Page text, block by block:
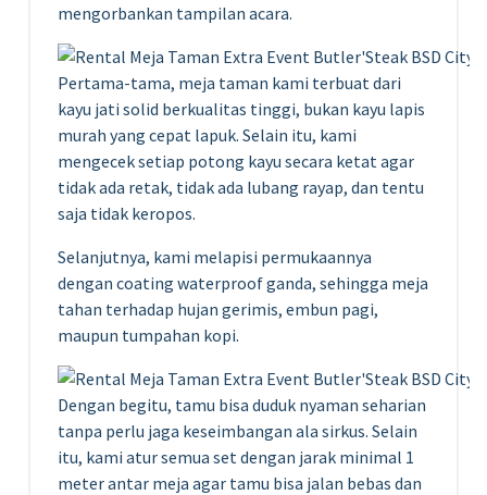
mengorbankan tampilan acara.
Pertama-tama, meja taman kami terbuat dari
kayu jati solid berkualitas tinggi, bukan kayu lapis
murah yang cepat lapuk. Selain itu, kami
mengecek setiap potong kayu secara ketat agar
tidak ada retak, tidak ada lubang rayap, dan tentu
saja tidak keropos.
Selanjutnya, kami melapisi permukaannya
dengan coating waterproof ganda, sehingga meja
tahan terhadap hujan gerimis, embun pagi,
maupun tumpahan kopi.
Dengan begitu, tamu bisa duduk nyaman seharian
tanpa perlu jaga keseimbangan ala sirkus. Selain
itu, kami atur semua set dengan jarak minimal 1
meter antar meja agar tamu bisa jalan bebas dan